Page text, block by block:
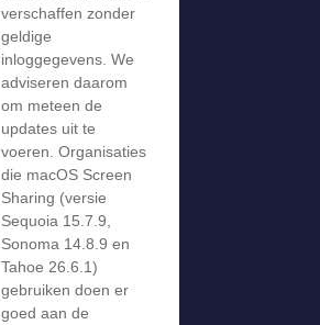
verschaffen zonder
geldige
inloggegevens. We
adviseren daarom
om meteen de
updates uit te
voeren. Organisaties
die macOS Screen
Sharing (versie
Sequoia 15.7.9,
Sonoma 14.8.9 en
Tahoe 26.6.1)
gebruiken doen er
goed aan de